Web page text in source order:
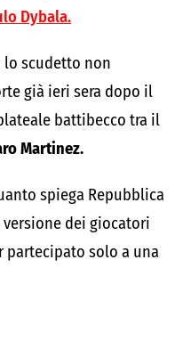
Dybala.
lo scudetto non
già ieri sera dopo il
battibecco tra il
Martinez.
spiega Repubblica
dei giocatori
partecipato solo a una